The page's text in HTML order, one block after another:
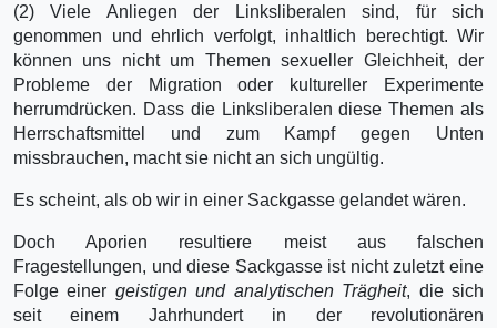
(2) Viele Anliegen der Linksliberalen sind, für sich
genommen und ehrlich verfolgt, inhaltlich berechtigt. Wir
können uns nicht um Themen sexueller Gleichheit, der
Probleme der Migration oder kultureller Experimente
herrumdrücken. Dass die Linksliberalen diese Themen als
Herr­schaftsmittel und zum Kampf gegen Unten
missbrauchen, macht sie nicht an sich ungültig.
Es scheint, als ob wir in einer Sackgasse gelandet wären.
Doch Aporien resultiere meist aus falschen
Fragestellungen, und diese Sackgasse ist nicht zuletzt eine
Folge einer geistigen und analytischen Trägheit, die sich
seit einem Jahrhundert in der revolutionären